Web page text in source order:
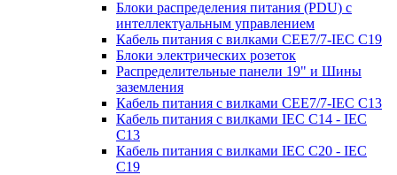
Блоки распределения питания (PDU) с
интеллектуальным управлением
Кабель питания с вилками CEE7/7-IEC C19
Блоки электрических розеток
Распределительные панели 19" и Шины
заземления
Кабель питания с вилками CEE7/7-IEC C13
Кабель питания с вилками IEC C14 - IEC
C13
Кабель питания с вилками IEC C20 - IEC
C19